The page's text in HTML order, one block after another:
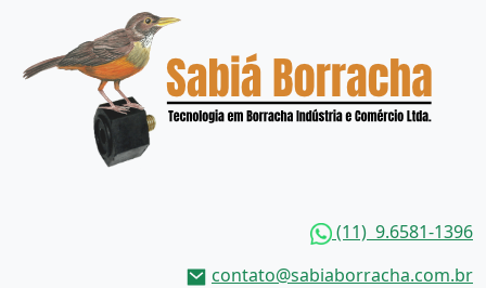
(11) 9.6581-1396
contato@sabiaborracha.com.br